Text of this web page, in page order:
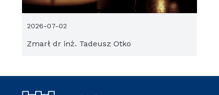
Zmarł dr inż. Tadeusz Otko
2026-07-02